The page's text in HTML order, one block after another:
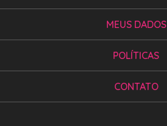
MEUS DADOS
POLÍTICAS
CONTATO